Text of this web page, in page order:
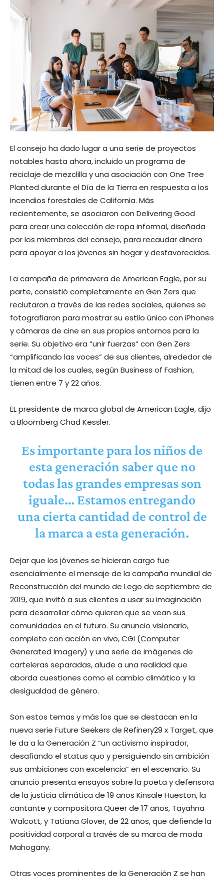
El consejo ha dado lugar a una serie de proyectos
notables hasta ahora, incluido un programa de
reciclaje de mezclilla y una asociación con One Tree
Planted durante el Día de la Tierra en respuesta a los
incendios forestales de California. Más
recientemente, se asociaron con Delivering Good
para crear una colección de ropa informal, diseñada
por los miembros del consejo, para recaudar dinero
para apoyar a los jóvenes sin hogar y desfavorecidos.
La campaña de primavera de American Eagle, por su
parte, consistió completamente en Gen Zers que
reclutaron a través de las redes sociales, quienes se
fotografiaron para mostrar su estilo único con iPhones
y cámaras de cine en sus propios entornos para la
serie. Su objetivo era “unir fuerzas” con Gen Zers
“amplificando las voces” de sus clientes, alrededor de
la mitad de los cuales, según Business of Fashion,
tienen entre 7 y 22 años.
EL presidente de marca global de American Eagle, dijo
a Bloomberg Chad Kessler.
Es importante para los niños de
esta generación saber que no
todas las grandes empresas son
iguale… Estamos entregando
una cierta cantidad de control de
la marca a esta generación.
Dejar que los jóvenes se hicieran cargo fue
esencialmente el mensaje de la campaña mundial de
Reconstrucción del mundo de Lego de septiembre de
2019, que invitó a sus clientes a usar su imaginación
para desarrollar cómo quieren que se vean sus
comunidades en el futuro. Su anuncio visionario,
completo con acción en vivo, CGI (Computer
Generated Imagery) y una serie de imágenes de
carteleras separadas, alude a una realidad que
aborda cuestiones como el cambio climático y la
desigualdad de género.
Son estos temas y más los que se destacan en la
nueva serie Future Seekers de Refinery29 x Target, que
le da a la Generación Z “un activismo inspirador,
desafiando el status quo y persiguiendo sin ambición
sus ambiciones con excelencia” en el escenario. Su
anuncio presenta ensayos sobre la poeta y defensora
de la justicia climática de 19 años Kinsale Hueston, la
cantante y compositora Queer de 17 años, Tayahna
Walcott, y Tatiana Glover, de 22 años, que defiende la
positividad corporal a través de su marca de moda
Mahogany.
Otras voces prominentes de la Generación Z se han